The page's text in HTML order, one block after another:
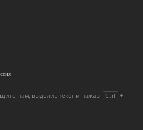
нам, выделив текст и нажав Ctrl +